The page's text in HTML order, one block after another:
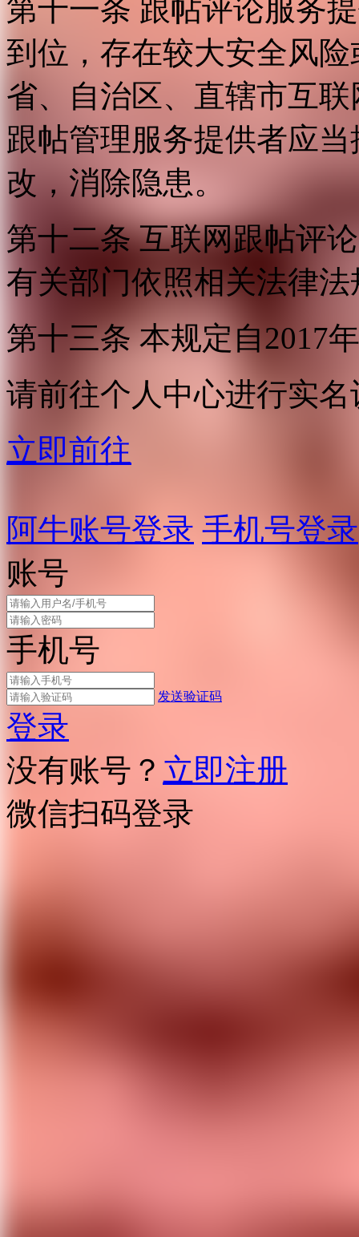
第十一条 跟帖评论服务
到位，存在较大安全风
省、自治区、直辖市互
跟帖管理服务提供者应
改，消除隐患。
第十二条 互联网跟帖评
有关部门依照相关法律
第十三条 本规定自2017
请前往个人中心进行实名
立即前往
阿牛账号登录 手机号登录
账号
手机号
发送验证码
登录
没有账号？ 立即注册
微信扫码登录